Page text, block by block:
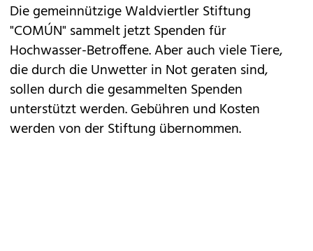
Die gemeinnützige Waldviertler Stiftung
"COMÚN" sammelt jetzt Spenden für
Hochwasser-Betroffene. Aber auch viele Tiere,
die durch die Unwetter in Not geraten sind,
sollen durch die gesammelten Spenden
unterstützt werden. Gebühren und Kosten
werden von der Stiftung übernommen.